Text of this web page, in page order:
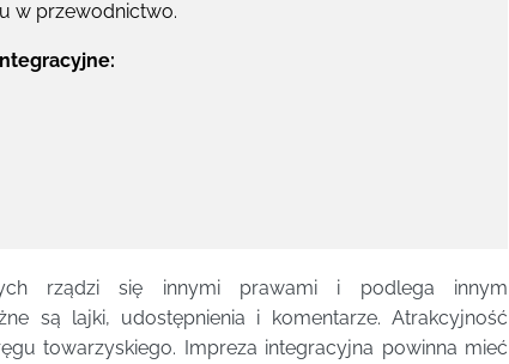
w przewodnictwo.
rządzi się innymi prawami i podlega innym
są lajki, udostępnienia i komentarze. Atrakcyjność
towarzyskiego. Impreza integracyjna powinna mieć